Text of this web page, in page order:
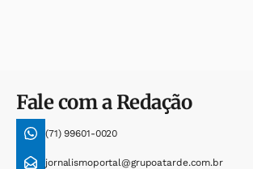
Fale com a Redação
(71) 99601-0020
jornalismoportal@grupoatarde.com.br